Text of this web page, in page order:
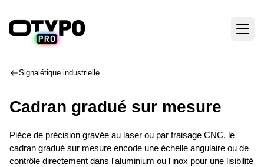
Signalétique industrielle
Cadran gradué sur mesure
Pièce de précision gravée au laser ou par fraisage CNC, le
cadran gradué sur mesure encode une échelle angulaire ou de
contrôle directement dans l'aluminium ou l'inox pour une lisibilité